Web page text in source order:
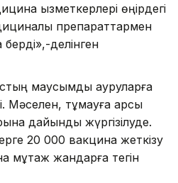
қызметкерлері өңірдегі
препараттармен
делінген
маусымдық ауруларға
Мәселен, тұмауға қарсы
дайындық жүргізілуде.
20 000 вакцина жеткізу
мұқтаж жандарға тегін